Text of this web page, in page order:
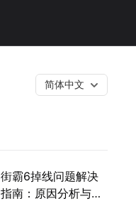
简体中文
街霸6掉线问题解决
指南：原因分析与网